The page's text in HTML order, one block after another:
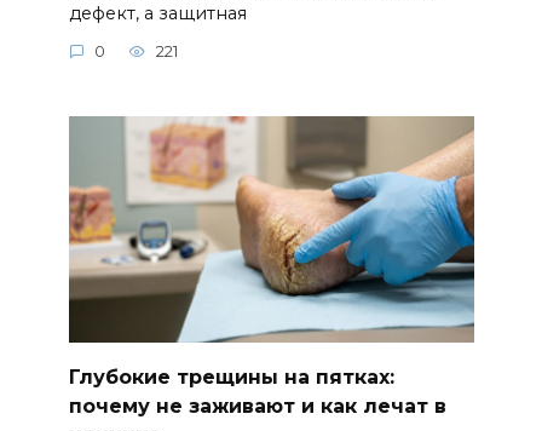
дефект, а защитная
0 221
Глубокие трещины на пятках:
почему не заживают и как лечат в